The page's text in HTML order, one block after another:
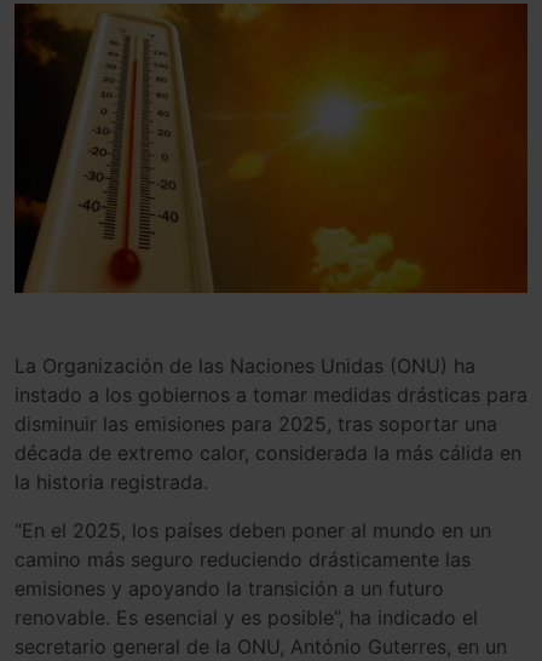
La Organización de las Naciones Unidas (ONU) ha
instado a los gobiernos a tomar medidas drásticas para
disminuir las emisiones para 2025, tras soportar una
década de extremo calor, considerada la más cálida en
la historia registrada.
“En el 2025, los países deben poner al mundo en un
camino más seguro reduciendo drásticamente las
emisiones y apoyando la transición a un futuro
renovable. Es esencial y es posible”, ha indicado el
secretario general de la ONU, António Guterres, en un